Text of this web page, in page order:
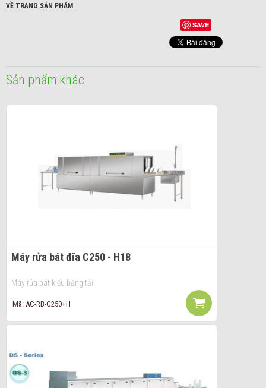
VỀ TRANG SẢN PHẨM
SAVE
Sản phẩm khác
Máy rửa bát đĩa C250 - H18
Máy rửa bát kiểu băng tải
Mã: AC-RB-C250+H